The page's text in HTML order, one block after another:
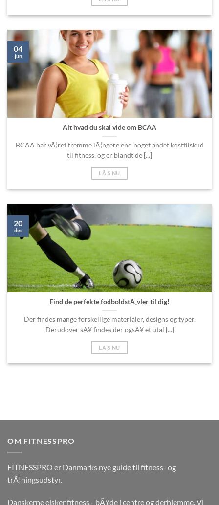
Alt hvad du skal vide om BCAA
BCAA har vÃ¦ret fremme lÃ¦ngere end noget andet kosttilskud
til fitness, og er blandt de [...]
LÃ¦S NU
04
jun
Find de perfekte fodboldstÃ¸vler til dig!
Der findes mange forskellige materialer, designs og typer.
Derudover sÃ¥ findes der ogsÃ¥ et utal [...]
LÃ¦S NU
20
dec
OM FITNESSPRO
FITNESSPRO er Danmarks nye guide til fitness- og
trÃ¦ningsudstyr.
Danskerne elsker fitness - bÃ¥de i centre og derhjemme. Vi